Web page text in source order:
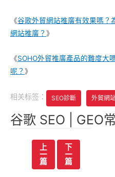
《谷歌外貿網站推廣有效果嗎？
網站推廣？ 》
《SOHO外貿推廣產品的難度大
呢？ 》
相关标签： SEO診斷 外貿網
谷歌 SEO | GEO
上
一
篇
下
一
篇